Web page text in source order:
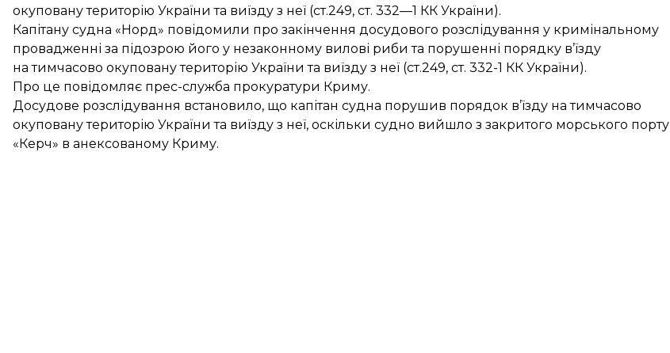
окуповану територію України та виїзду з неї (ст.249, ст. 332—1 КК України).
Капітану судна «Норд» повідомили про закінчення досудового розслідування у кримінальному
провадженні за підозрою його у незаконному вилові риби та порушенні порядку в’їзду
на тимчасово окуповану територію України та виїзду з неї (ст.249, ст. 332-1 КК України).
Про це повідомляє прес-служба прокуратури Криму.
Досудове розслідування встановило, що капітан судна порушив порядок в’їзду на тимчасово
окуповану територію України та виїзду з неї, оскільки судно вийшло з закритого морського порту
«Керч» в анексованому Криму.